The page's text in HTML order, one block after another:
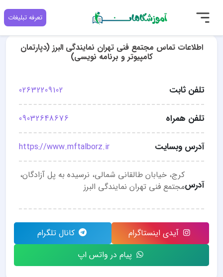
تعرفه تبلیغات
اطلاعات تماس مجتمع فنی تهران نمایندگی البرز (دپارتمان
کامپیوتر و برنامه نویسی)
تلفن ثابت 02632209102
تلفن همراه 09032648676
آدرس وبسایت https://www.mftalborz.ir
آدرس
کرج، خیابان طالقانی شمالی، نرسیده به پل آزادگان،
مجتمع فنی تهران نمایندگی البرز
آیدی اینستاگرام
کانال تلگرام
پیام در واتس اپ